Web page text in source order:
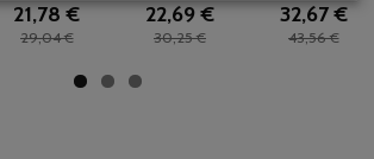
21,78 €
29,04 €
22,69 €
30,25 €
32,67 €
43,56 €